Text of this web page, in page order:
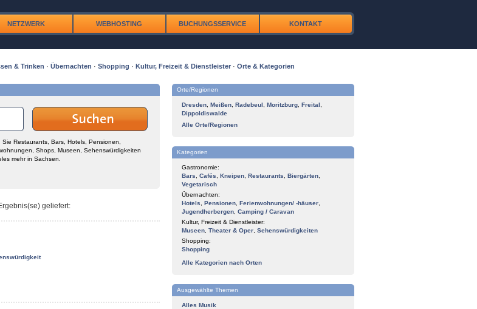
NETZWERK WEBHOSTING BUCHUNGSSERVICE KONTAKT
& Trinken · Übernachten · Shopping · Kultur, Freizeit & Dienstleister · Orte & Kategorien
Sie Restaurants, Bars, Hotels, Pensionen,
Shops, Museen, Sehenswürdigkeiten
mehr in Sachsen.
geliefert:
Orte/Regionen
Dresden Meißen Radebeul Moritzburg Freital
Dippoldiswalde
Alle Orte/Regionen
Kategorien
Gastronomie:
Bars
Cafés Kneipen Restaurants Biergärten
Vegetarisch
Übernachten:
Hotels
Pensionen Ferienwohnungen/ -häuser
Jugendherbergen Camping / Caravan
Kultur, Freizeit & Dienstleister:
Museen Theater & Oper Sehenswürdigkeiten
Shopping:
Shopping
Alle Kategorien nach Orten
Ausgewählte Themen
Alles Musik